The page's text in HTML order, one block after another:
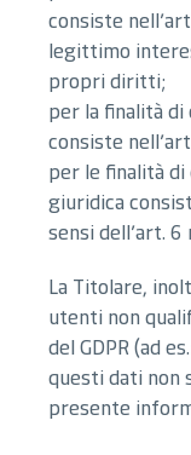
consiste
legittimo
propri diritti;
per la finalità di
consiste
per le finalità di
giuridica
sensi dell’art. 6
La Titolare,
utenti non
del GDPR (ad
questi dati non
presente